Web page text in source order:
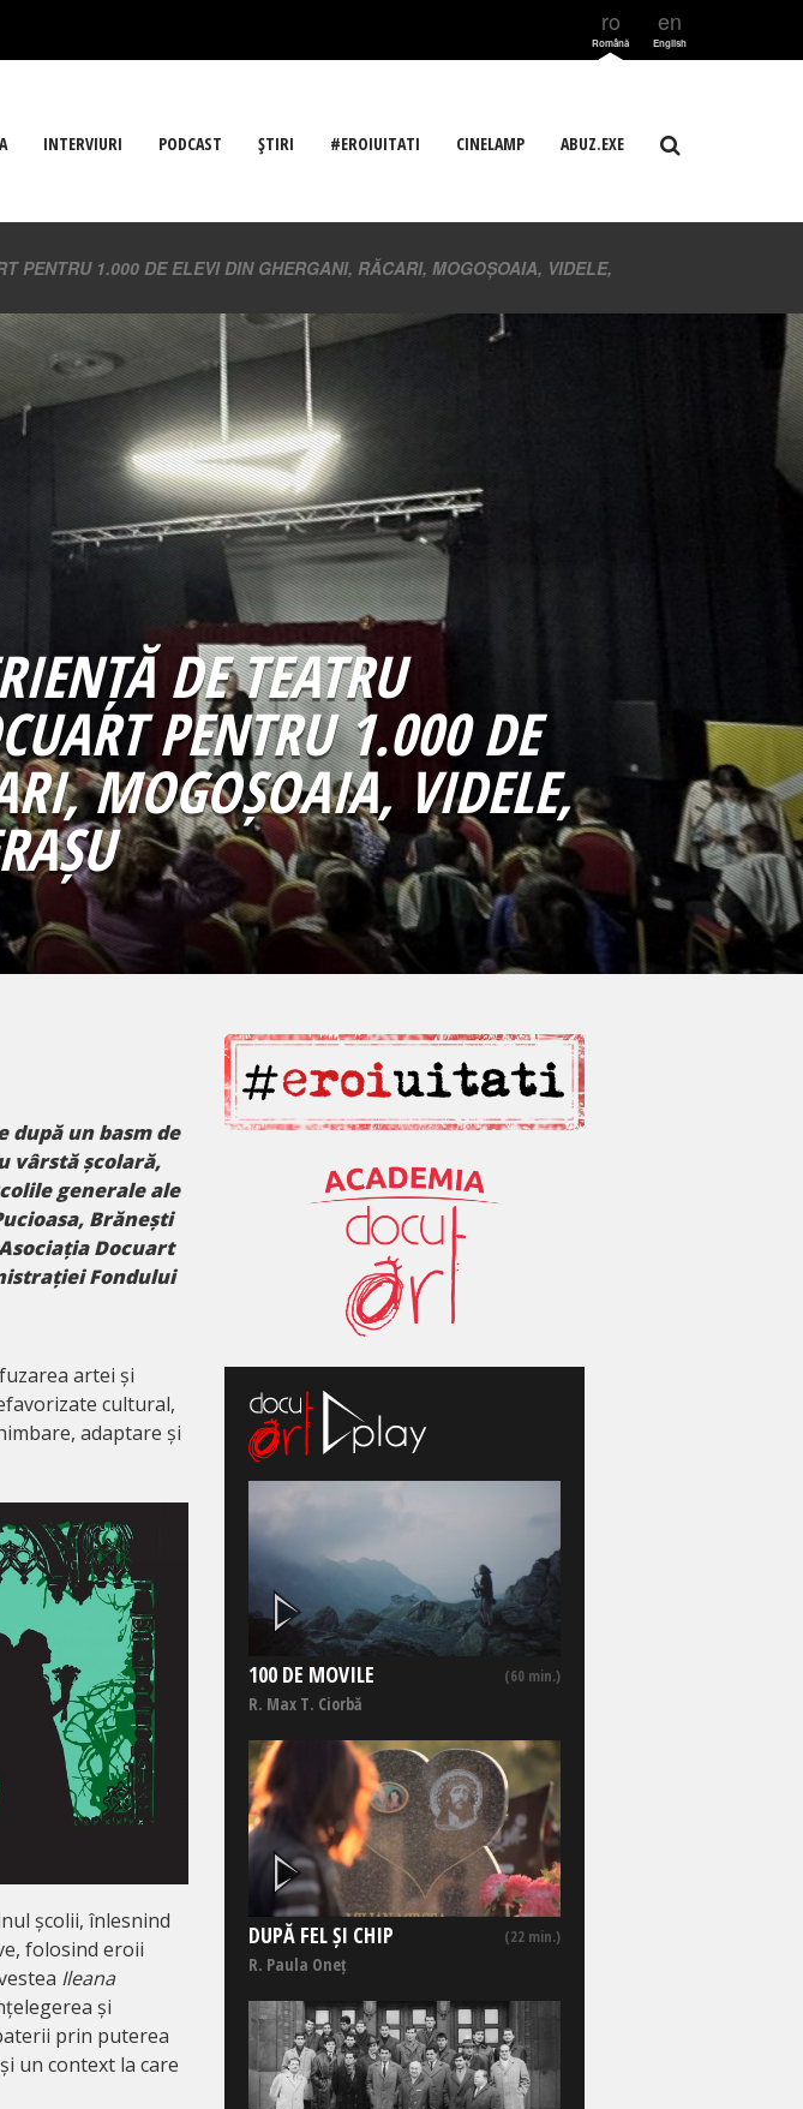
ro
Română
en
English
INTERVIURI PODCAST ŞTIRI #EROIUITATI CINELAMP ABUZ.EXE
PENTRU 1.000 DE ELEVI DIN GHERGANI, RĂCARI, MOGOȘOAIA, VIDELE,
DE TEATRU
PENTRU 1.000 DE
MOGOȘOAIA, VIDELE,
un basm de
vârstă școlară,
generale ale
Brănești
Docuart
Fondului
artei și
cultural,
adaptare și
școlii, înlesnind
folosind eroii
Ileana
și
prin puterea
un context la care
100 DE MOVILE (60 min.)
R. Max T. Ciorbă
DUPĂ FEL ȘI CHIP (22 min.)
R. Paula Oneț